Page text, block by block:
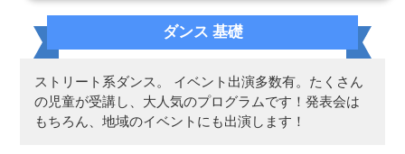
ダンス 基礎
ストリート系ダンス。 イベント出演多数有。たくさん
の児童が受講し、大人気のプログラムです！発表会は
もちろん、地域のイベントにも出演します！